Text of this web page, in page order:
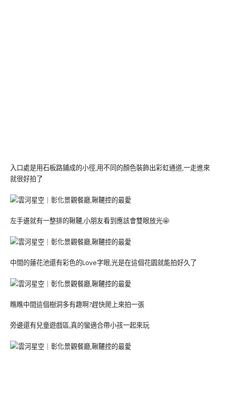
入口處是用石板路鋪成的小徑,用不同的顏色裝飾出彩虹通道,一走進來
就很好拍了
左手邊就有一整排的鞦韆,小朋友看到應該會雙眼放光🤩
中間的蓮花池還有彩色的Love字眼,光是在這個花園就能拍好久了
瞧瞧中間這個樹洞多有趣啊?趕快爬上來拍一張
旁邊還有兒童遊戲區,真的蠻適合帶小孩一起來玩